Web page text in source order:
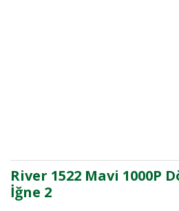
River 1522 Mavi 1000P
İğne 2